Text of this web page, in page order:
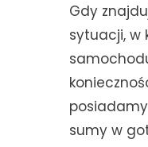
Gdy
sytuacji, w
sumy w